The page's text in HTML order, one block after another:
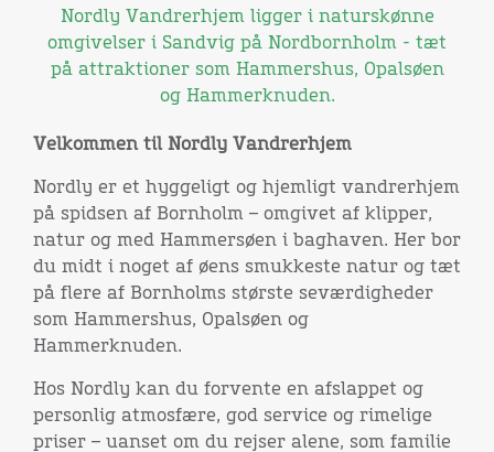
Nordly Vandrerhjem ligger i naturskønne
omgivelser i Sandvig på Nordbornholm - tæt
på attraktioner som Hammershus, Opalsøen
og Hammerknuden.
Velkommen til Nordly Vandrerhjem
Nordly er et hyggeligt og hjemligt vandrerhjem
på spidsen af Bornholm – omgivet af klipper,
natur og med Hammersøen i baghaven. Her bor
du midt i noget af øens smukkeste natur og tæt
på flere af Bornholms største seværdigheder
som Hammershus, Opalsøen og
Hammerknuden.
Hos Nordly kan du forvente en afslappet og
personlig atmosfære, god service og rimelige
priser – uanset om du rejser alene, som familie